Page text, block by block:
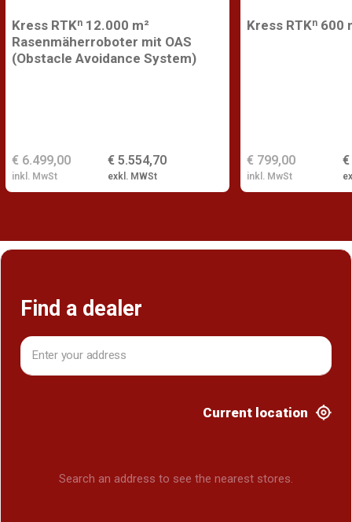
Kress RTKⁿ 12.000 m²
Rasenmäherroboter mit OAS
(Obstacle Avoidance System)
€ 5.554,70
exkl. MWSt
€ 6.499,00
inkl. MwSt
Kress RTKⁿ 600
€
€ 799,00
inkl. MwSt
Find a dealer
Current location
Search an address to see the nearest stores.